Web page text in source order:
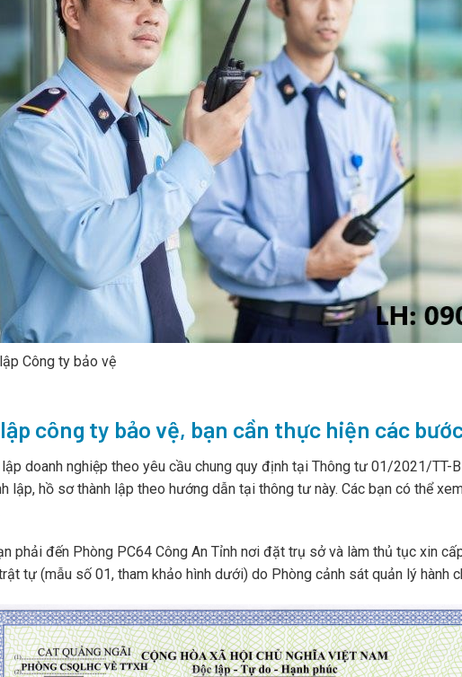
Công ty bảo vệ
công ty bảo vệ, bạn cần thực hiện các
lập doanh nghiệp theo yêu cầu chung quy định tại Thông tư 01/2021/
lập, hồ sơ thành lập theo hướng dẫn tại thông tư này. Các bạn có thể
phải đến Phòng PC64 Công An Tỉnh nơi đặt trụ sở và làm thủ tục xin
tự (mẫu số 01, tham khảo hình dưới) do Phòng cảnh sát quản lý hành